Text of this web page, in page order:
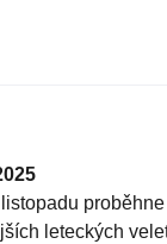
leteckých